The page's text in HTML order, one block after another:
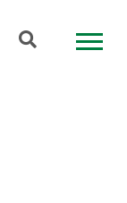
Suchbegriff